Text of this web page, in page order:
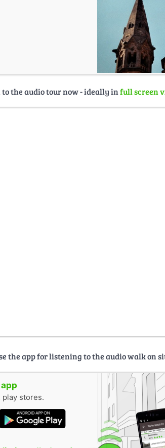
the audio tour now - ideally infull screen
the app for listening to the audio walk on
play stores.